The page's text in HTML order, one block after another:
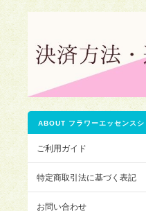
ABOUT フラワーエッセンス
ご利用ガイド
特定商取引法に基づく表記
お問い合わせ